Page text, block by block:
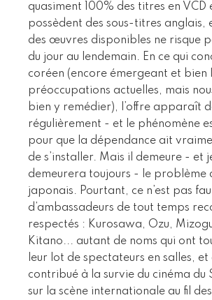
quasiment 100% des titres en VCD
possèdent des sous-titres anglais,
des œuvres disponibles ne risque
du jour au lendemain. En ce qui
coréen (encore émergeant et bien
préoccupations actuelles, mais
bien y remédier), l’offre apparaît
régulièrement - et le phénomène
pour que la dépendance ait
de s’installer. Mais il demeure - et
demeurera toujours - le problème
japonais. Pourtant, ce n’est pas
d’ambassadeurs de tout temps
respectés : Kurosawa, Ozu,
Kitano... autant de noms qui ont
leur lot de spectateurs en salles, et
contribué à la survie du cinéma du
sur la scène internationale au fil